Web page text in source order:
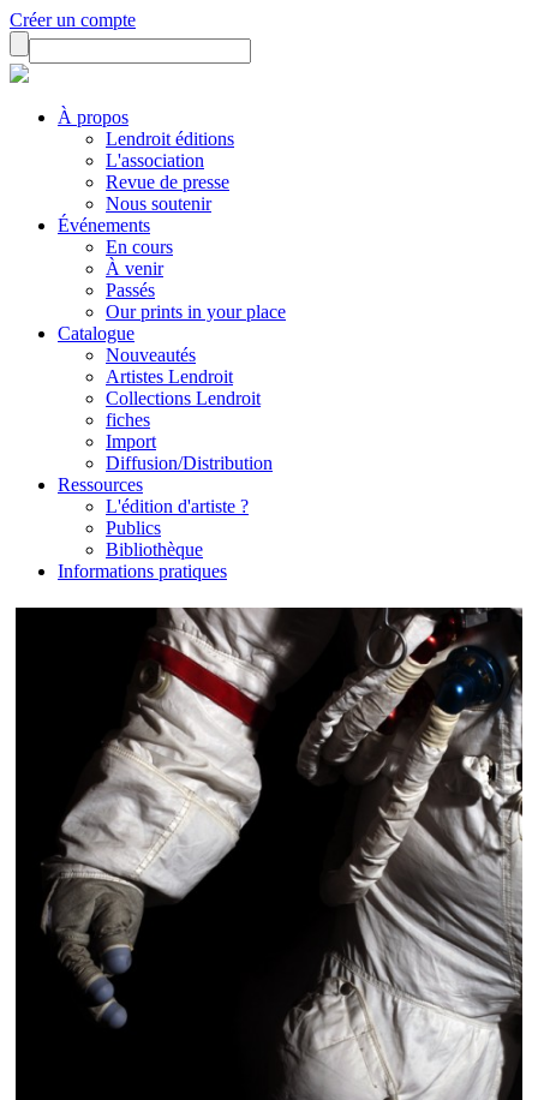
Créer un compte
À propos
Lendroit éditions
L'association
Revue de presse
Nous soutenir
Événements
En cours
À venir
Passés
Our prints in your place
Catalogue
Nouveautés
Artistes Lendroit
Collections Lendroit
fiches
Import
Diffusion/Distribution
Ressources
L'édition d'artiste ?
Publics
Bibliothèque
Informations pratiques